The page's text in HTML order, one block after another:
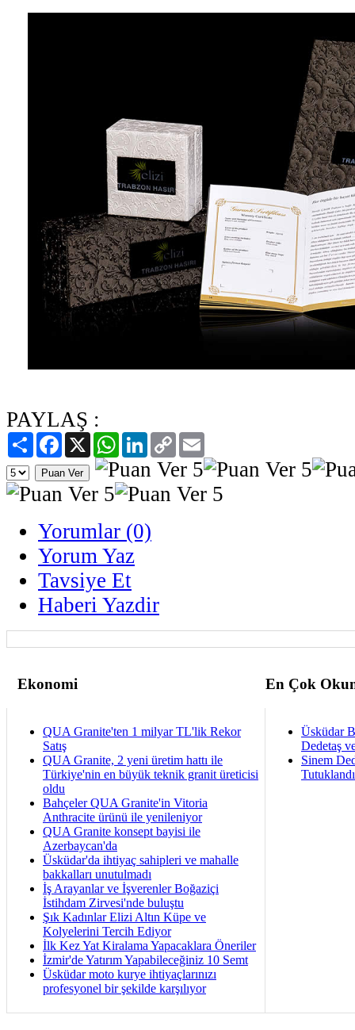
PAYLAŞ :
PaylaşFacebook
X WhatsAppLinkedIn
Copy
Link
Yorumlar (0)
Yorum Yaz
Tavsiye Et
Haberi Yazdir
Ekonomi En Çok
QUA Granite'ten 1 milyar TL'lik Rekor
Satış
QUA Granite, 2 yeni üretim hattı ile
Türkiye'nin en büyük teknik granit üreticisi
oldu
Bahçeler QUA Granite'in Vitoria
Anthracite ürünü ile yenileniyor
QUA Granite konsept bayisi ile
Azerbaycan'da
Üsküdar'da ihtiyaç sahipleri ve mahalle
bakkalları unutulmadı
İş Arayanlar ve İşverenler Boğaziçi
İstihdam Zirvesi'nde buluştu
Şık Kadınlar Elizi Altın Küpe ve
Kolyelerini Tercih Ediyor
İlk Kez Yat Kiralama Yapacaklara Öneriler
İzmir'de Yatırım Yapabileceğiniz 10 Semt
Üsküdar moto kurye ihtiyaçlarınızı
profesyonel bir şekilde karşılıyor
Üsküdar
Dedetaş
Sinem